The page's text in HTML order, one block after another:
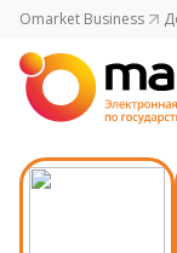
Omarket Business